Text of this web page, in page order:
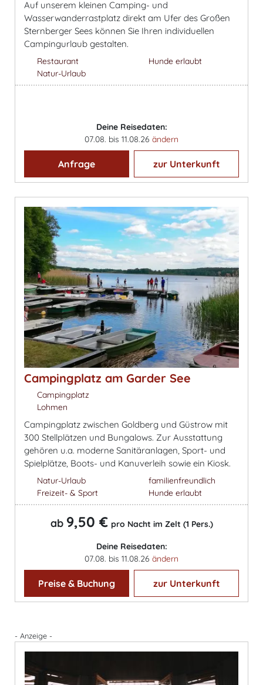
Auf unserem kleinen Camping- und
Wasserwanderrastplatz direkt am Ufer des Großen
Sternberger Sees können Sie Ihren individuellen
Campingurlaub gestalten.
Restaurant
Natur-Urlaub
Hunde erlaubt
Deine Reisedaten:
07.08. bis 11.08.26 ändern
Anfrage zur Unterkunft
Campingplatz am Garder See
Campingplatz
Lohmen
Campingplatz zwischen Goldberg und Güstrow mit
300 Stellplätzen und Bungalows. Zur Ausstattung
gehören u.a. moderne Sanitäranlagen, Sport- und
Spielplätze, Boots- und Kanuverleih sowie ein Kiosk.
Natur-Urlaub
Freizeit- & Sport
familienfreundlich
Hunde erlaubt
ab 9,50 € pro Nacht im Zelt (1 Pers.)
Deine Reisedaten:
07.08. bis 11.08.26 ändern
Preise & Buchung zur Unterkunft
- Anzeige -